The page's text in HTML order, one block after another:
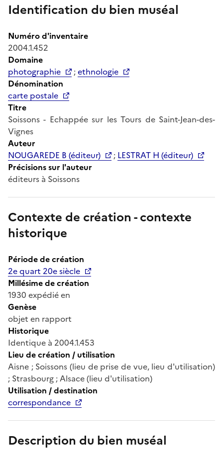
Identification du bien muséal
Numéro d'inventaire
2004.1.452
Domaine
photographie
;ethnologie
Dénomination
carte postale
Titre
Soissons - Echappée sur les Tours de Saint-Jean-des-
Vignes
Auteur
NOUGAREDE B (éditeur)
; LESTRAT H (éditeur)
Précisions sur l'auteur
éditeurs à Soissons
Contexte de création - contexte
historique
Période de création
2e quart 20e siècle
Millésime de création
1930 expédié en
Genèse
objet en rapport
Historique
Identique à 2004.1.453
Lieu de création / utilisation
Aisne ; Soissons (lieu de prise de vue, lieu d'utilisation)
; Strasbourg ; Alsace (lieu d'utilisation)
Utilisation / destination
correspondance
Description du bien muséal